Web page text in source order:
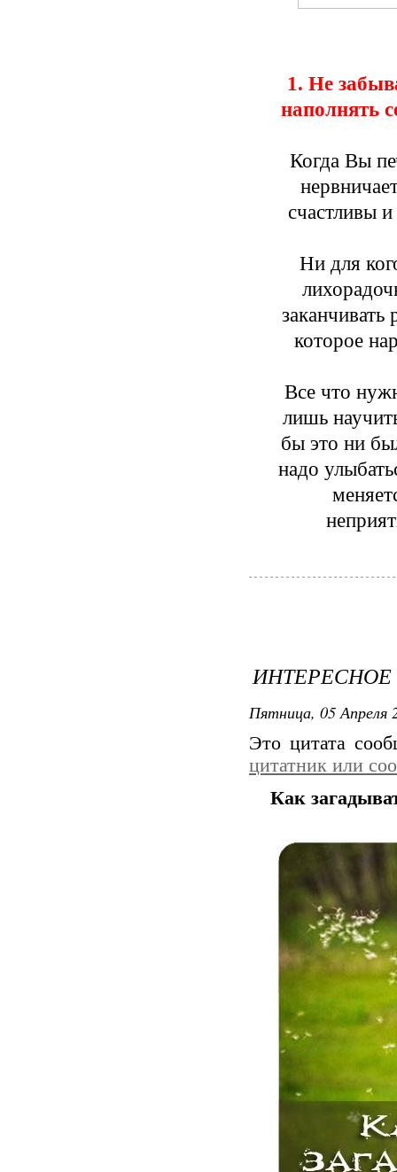
1. Не
наполнять
Когда Вы
счастливы
Ни для
которое
Все что
лишь
бы это ни
надо
ИНТЕРЕСНОЕ
Пятница, 05 Апреля
Это цитата
цитатник или
Как